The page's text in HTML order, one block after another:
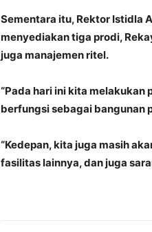
Sementara itu, Rektor Istidla
menyediakan tiga prodi,
juga manajemen ritel.
“Pada hari ini kita melakukan
berfungsi sebagai bangunan
“Kedepan, kita juga masih
fasilitas lainnya, dan juga